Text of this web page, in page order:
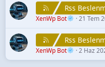
Rss
XenWp Bot 21 Tem
Rss
XenWp Bot 2 Haz